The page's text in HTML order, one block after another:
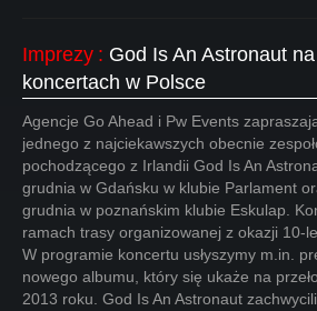
Imprezy : God Is An Astronaut
koncertach w Polsce
Agencje Go Ahead i Pw Events
jednego z najciekawszych obecnie
pochodzącego z Irlandii God Is An
grudnia w Gdańsku w klubie Parlament
grudnia w poznańskim klubie Eskulap.
ramach trasy organizowanej z okazji 10-
W programie koncertu usłyszymy m.in.
nowego albumu, który się ukaże na
2013 roku. God Is An Astronaut